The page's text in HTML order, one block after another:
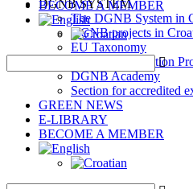
DGNB SYSTEM
The DGNB System in
DGNB projects in
EU Taxonomy
DGNB Certification
DGNB Academy
Section for accredited
GREEN NEWS
E-LIBRARY
BECOME A MEMBER
BECOME A MEMBER